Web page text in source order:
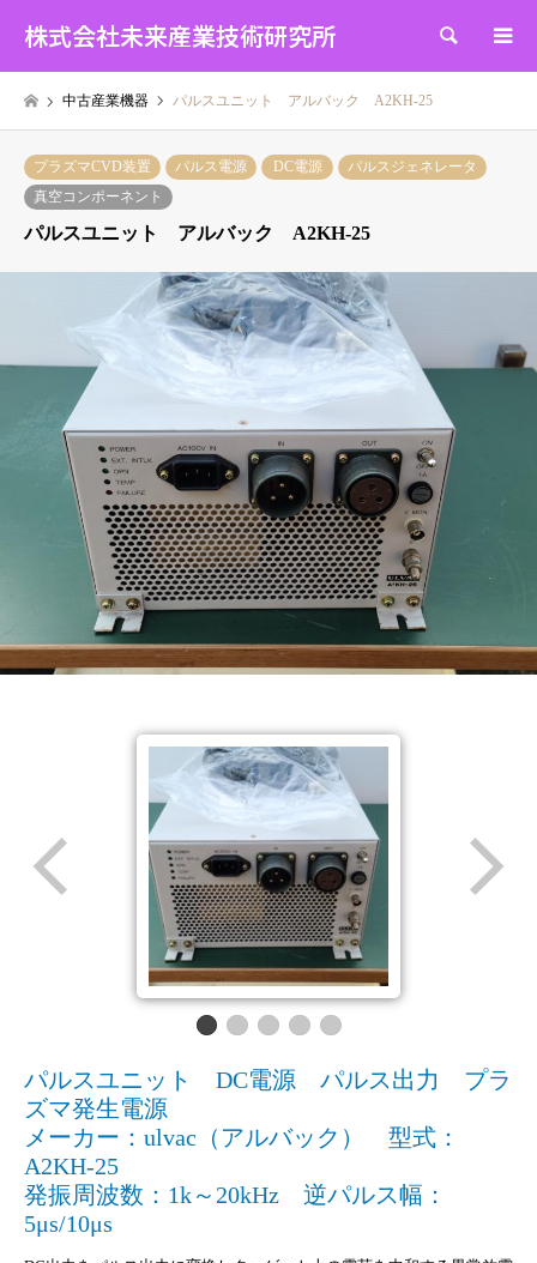
株式会社未来産業技術研究所 検索
中古産業機器 パルスユニット アルバック A2KH-25
プラズマCVD装置 パルス電源 DC電源
パルスジェネレータ
真空コンポーネント
パルスユニット アルバック A2KH-25
パルスユニット DC電源 パルス出力 プラ
ズマ発生電源
メーカー：ulvac（アルバック） 型式：
A2KH-25
発振周波数：1k～20kHz 逆パルス幅：
5μs/10μs